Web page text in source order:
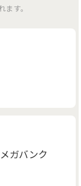
す。
ガバンク